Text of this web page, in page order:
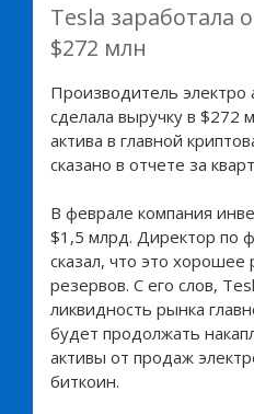
Tesla заработала
$272 млн
Производитель электро
сделала выручку в $272
актива в главной
сказано в отчете за
В феврале компания
$1,5 млрд. Директор по
сказал, что это
резервов. С его слов,
ликвидность рынка
будет продолжать
активы от продаж
биткоин.